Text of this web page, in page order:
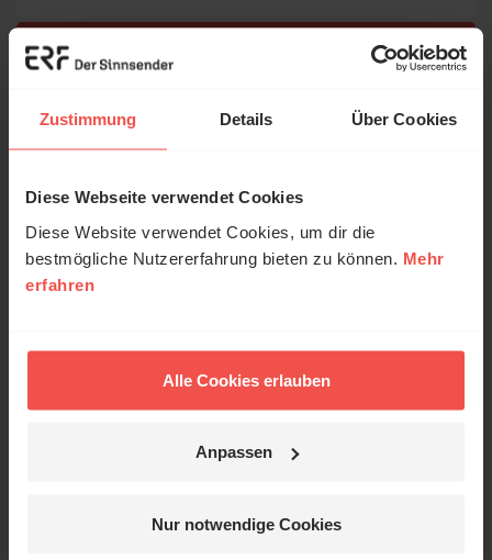
Zustimmung Details Über Cookies
Diese Webseite verwendet Cookies
Diese Website verwendet Cookies, um dir die
bestmögliche Nutzererfahrung bieten zu können. Mehr
erfahren
Alle Cookies erlauben
Anpassen
Nur notwendige Cookies
Kommentare (1)
Die in den Kommentaren geäußerten Inhalte und Meinungen
geben ausschließlich die persönliche Meinung der jeweiligen
Verfasser wieder. Der ERF übernimmt keine Gewähr für die
Richtigkeit, Vollständigkeit oder Rechtmäßigkeit der von
09.12.2018, 13:31 Uhr
überzeugenden Christen, dem man die Erlösung